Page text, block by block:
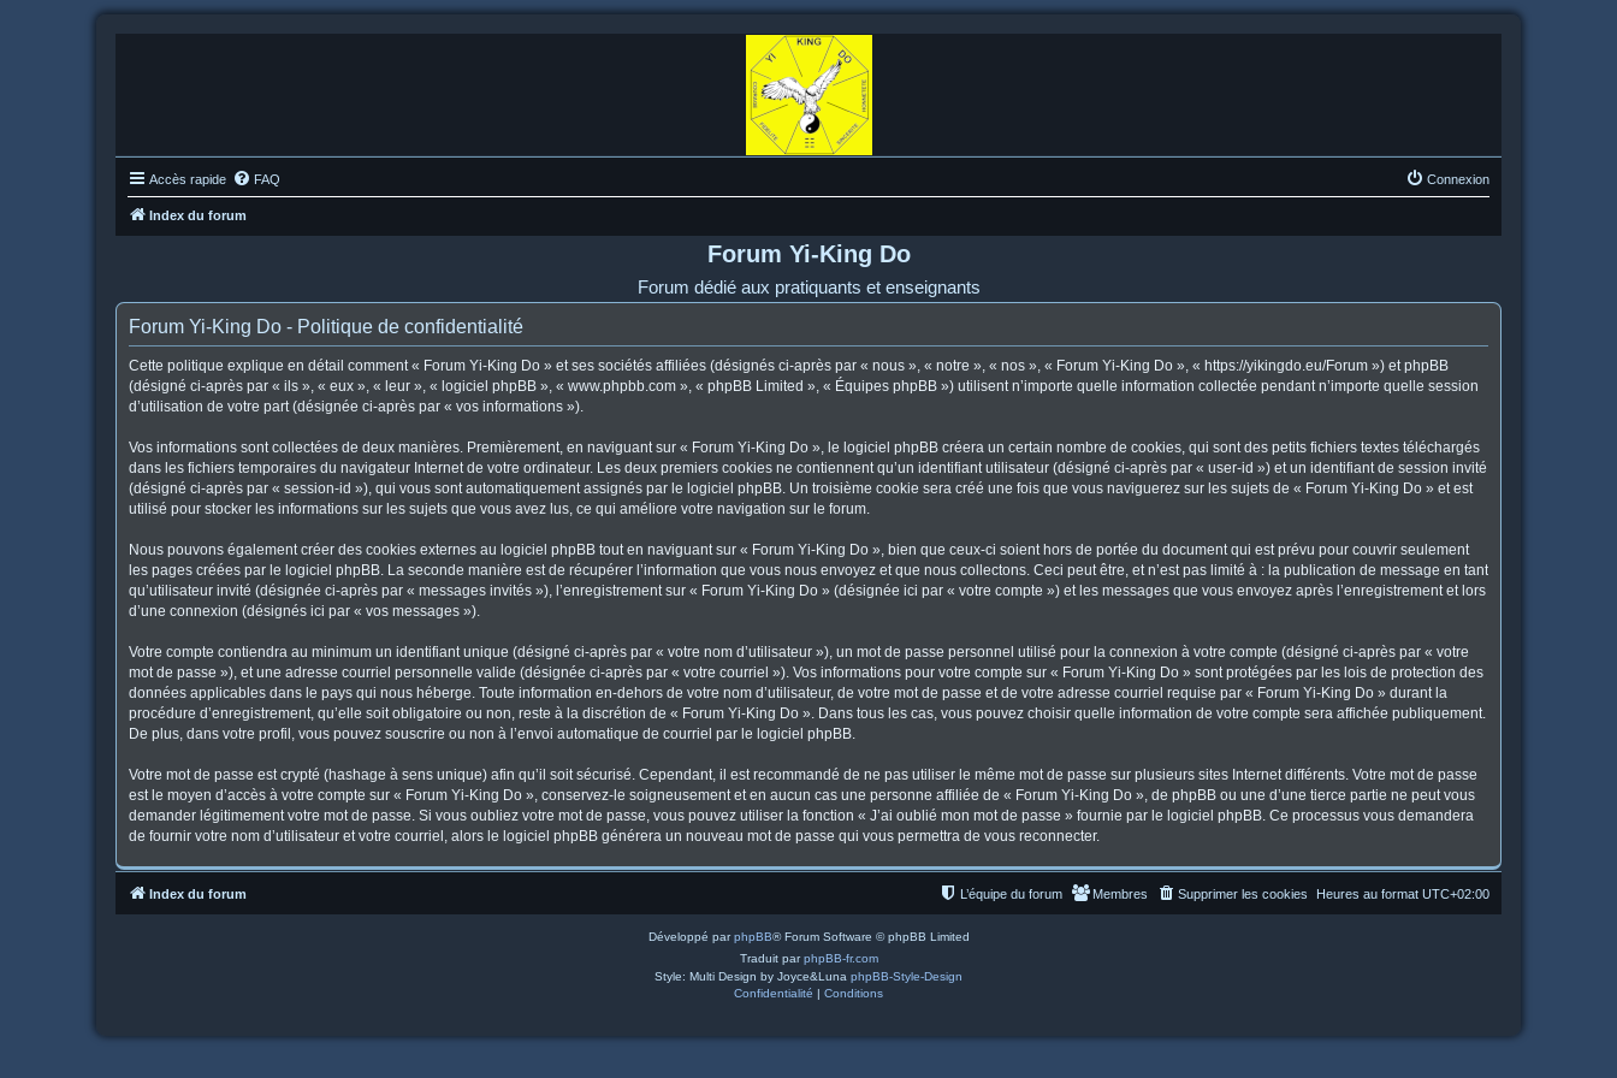
Accès rapide FAQ Connexion
Index du forum
Forum Yi-King Do
Forum dédié aux pratiquants et enseignants
Forum Yi-King Do - Politique de confidentialité
Cette politique explique en détail comment « Forum Yi-King Do » et ses sociétés affiliées (désignés ci-après par « nous », « notre », « nos », « Forum Yi-King Do », « https://yikingdo.eu/Forum ») et phpBB
(désigné ci-après par « ils », « eux », « leur », « logiciel phpBB », « www.phpbb.com », « phpBB Limited », « Équipes phpBB ») utilisent n’importe quelle information collectée pendant n’importe quelle session
d’utilisation de votre part (désignée ci-après par « vos informations »).
Vos informations sont collectées de deux manières. Premièrement, en naviguant sur « Forum Yi-King Do », le logiciel phpBB créera un certain nombre de cookies, qui sont des petits fichiers textes téléchargés
dans les fichiers temporaires du navigateur Internet de votre ordinateur. Les deux premiers cookies ne contiennent qu’un identifiant utilisateur (désigné ci-après par « user-id ») et un identifiant de session invité
(désigné ci-après par « session-id »), qui vous sont automatiquement assignés par le logiciel phpBB. Un troisième cookie sera créé une fois que vous naviguerez sur les sujets de « Forum Yi-King Do » et est
utilisé pour stocker les informations sur les sujets que vous avez lus, ce qui améliore votre navigation sur le forum.
Nous pouvons également créer des cookies externes au logiciel phpBB tout en naviguant sur « Forum Yi-King Do », bien que ceux-ci soient hors de portée du document qui est prévu pour couvrir seulement
les pages créées par le logiciel phpBB. La seconde manière est de récupérer l’information que vous nous envoyez et que nous collectons. Ceci peut être, et n’est pas limité à : la publication de message en tant
qu’utilisateur invité (désignée ci-après par « messages invités »), l’enregistrement sur « Forum Yi-King Do » (désignée ici par « votre compte ») et les messages que vous envoyez après l’enregistrement et lors
d’une connexion (désignés ici par « vos messages »).
Votre compte contiendra au minimum un identifiant unique (désigné ci-après par « votre nom d’utilisateur »), un mot de passe personnel utilisé pour la connexion à votre compte (désigné ci-après par « votre
mot de passe »), et une adresse courriel personnelle valide (désignée ci-après par « votre courriel »). Vos informations pour votre compte sur « Forum Yi-King Do » sont protégées par les lois de protection des
données applicables dans le pays qui nous héberge. Toute information en-dehors de votre nom d’utilisateur, de votre mot de passe et de votre adresse courriel requise par « Forum Yi-King Do » durant la
procédure d’enregistrement, qu’elle soit obligatoire ou non, reste à la discrétion de « Forum Yi-King Do ». Dans tous les cas, vous pouvez choisir quelle information de votre compte sera affichée publiquement.
De plus, dans votre profil, vous pouvez souscrire ou non à l’envoi automatique de courriel par le logiciel phpBB.
Votre mot de passe est crypté (hashage à sens unique) afin qu’il soit sécurisé. Cependant, il est recommandé de ne pas utiliser le même mot de passe sur plusieurs sites Internet différents. Votre mot de passe
est le moyen d’accès à votre compte sur « Forum Yi-King Do », conservez-le soigneusement et en aucun cas une personne affiliée de « Forum Yi-King Do », de phpBB ou une d’une tierce partie ne peut vous
demander légitimement votre mot de passe. Si vous oubliez votre mot de passe, vous pouvez utiliser la fonction « J’ai oublié mon mot de passe » fournie par le logiciel phpBB. Ce processus vous demandera
de fournir votre nom d’utilisateur et votre courriel, alors le logiciel phpBB générera un nouveau mot de passe qui vous permettra de vous reconnecter.
Index du forum Heures au format UTC+02:00
Supprimer les cookies
Membres
L’équipe du forum
Développé parphpBB® Forum Software © phpBB Limited
Traduit parphpBB-fr.com
Style: Multi Design by Joyce&Luna phpBB-Style-Design
Confidentialité | Conditions